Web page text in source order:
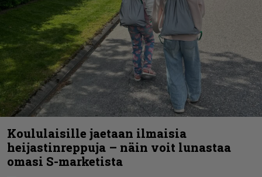
Koululaisille jaetaan ilmaisia
heijastinreppuja – näin voit lunastaa
omasi S-marketista